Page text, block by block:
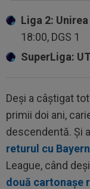
Liga 2:
18:00, DGS 1
SuperLiga:
Deși a câștigat
primii doi ani,
descendentă. Și
returul cu
League, când
două cartonașe